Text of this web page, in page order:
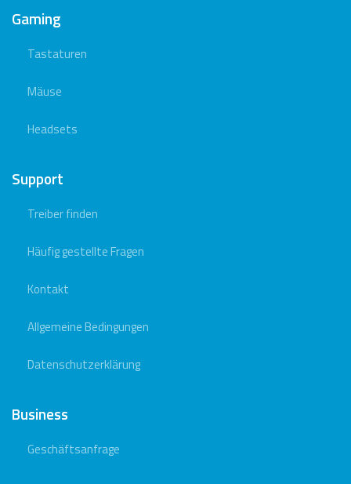
Gaming
Tastaturen
Mäuse
Headsets
Support
Treiber finden
Häufig gestellte Fragen
Kontakt
Allgemeine Bedingungen
Datenschutzerklärung
Business
Geschäftsanfrage